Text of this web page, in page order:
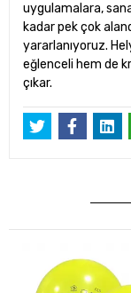
uygulamalara,
kadar pek çok
yararlanıyoruz.
eğlenceli hem de
çıkar.